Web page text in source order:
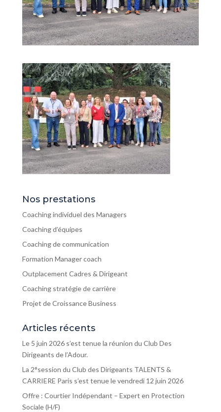
Nos prestations
Coaching individuel des Managers
Coaching d’équipes
Coaching de communication
Formation Manager coach
Outplacement Cadres & Dirigeant
Coaching stratégie de carrière
Projet de Croissance Business
Articles récents
Le 5 juin 2026 s’est tenue la réunion du Club Des
Dirigeants de l’Adour.
La 2°session du Club des Dirigeants TALENTS &
CARRIERE Paris s’est tenue le vendredi 12 juin 2026
Offre : Courtier Indépendant – Expert en Protection
Sociale (H/F)